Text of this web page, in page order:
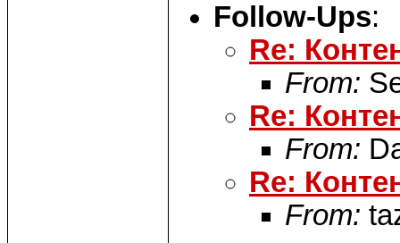
Follow-Ups:
Re:
From:
Re:
From:
Re:
From: